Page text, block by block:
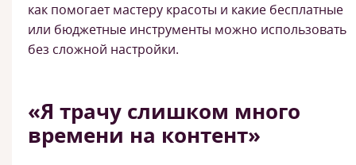
как помогает мастеру красоты и какие бесплатные
или бюджетные инструменты можно использовать
без сложной настройки.
«Я трачу слишком много
времени на контент»